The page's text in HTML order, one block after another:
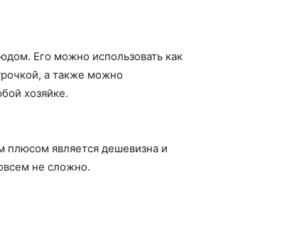
Его можно использовать как
а также можно
хозяйке.
плюсом является дешевизна и
не сложно.